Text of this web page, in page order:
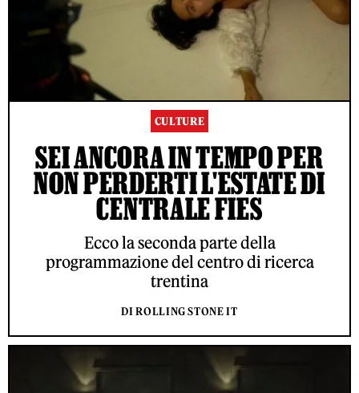
CULTURE
SEI ANCORA IN TEMPO PER
NON PERDERTI L'ESTATE DI
CENTRALE FIES
Ecco la seconda parte della
programmazione del centro di ricerca
trentina
DI ROLLING STONE IT